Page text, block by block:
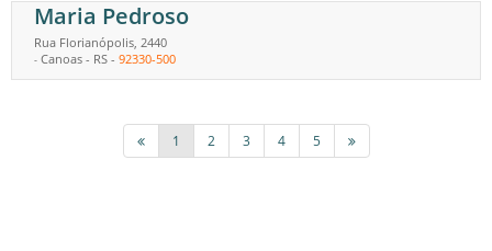
Maria Pedroso
Rua Florianópolis, 2440
- Canoas - RS - 92330-500
1 2 3 4 5